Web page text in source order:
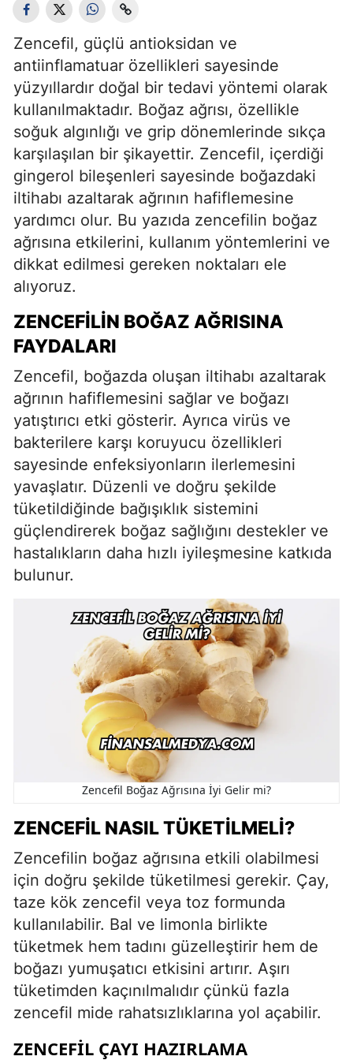
Zencefil, güçlü antioksidan ve
antiinflamatuar özellikleri sayesinde
yüzyıllardır doğal bir tedavi yöntemi olarak
kullanılmaktadır. Boğaz ağrısı, özellikle
soğuk algınlığı ve grip dönemlerinde sıkça
karşılaşılan bir şikayettir. Zencefil, içerdiği
gingerol bileşenleri sayesinde boğazdaki
iltihabı azaltarak ağrının hafiflemesine
yardımcı olur. Bu yazıda zencefilin boğaz
ağrısına etkilerini, kullanım yöntemlerini ve
dikkat edilmesi gereken noktaları ele
alıyoruz.
ZENCEFILIN BOĞAZ AĞRISINA
FAYDALARI
Zencefil, boğazda oluşan iltihabı azaltarak
ağrının hafiflemesini sağlar ve boğazı
yatıştırıcı etki gösterir. Ayrıca virüs ve
bakterilere karşı koruyucu özellikleri
sayesinde enfeksiyonların ilerlemesini
yavaşlatır. Düzenli ve doğru şekilde
tüketildiğinde bağışıklık sistemini
güçlendirerek boğaz sağlığını destekler ve
hastalıkların daha hızlı iyileşmesine katkıda
bulunur.
Zencefil Boğaz Ağrısına İyi Gelir mi?
ZENCEFIL NASIL TÜKETILMELI?
Zencefilin boğaz ağrısına etkili olabilmesi
için doğru şekilde tüketilmesi gerekir. Çay,
taze kök zencefil veya toz formunda
kullanılabilir. Bal ve limonla birlikte
tüketmek hem tadını güzelleştirir hem de
boğazı yumuşatıcı etkisini artırır. Aşırı
tüketimden kaçınılmalıdır çünkü fazla
zencefil mide rahatsızlıklarına yol açabilir.
ZENCEFIL ÇAYI HAZIRLAMA